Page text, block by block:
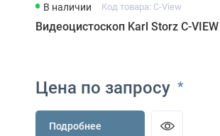
В наличии Код товара: C-View
Видеоцистоскоп Karl Storz C-VIEW
Цена по запросу *
Подробнее